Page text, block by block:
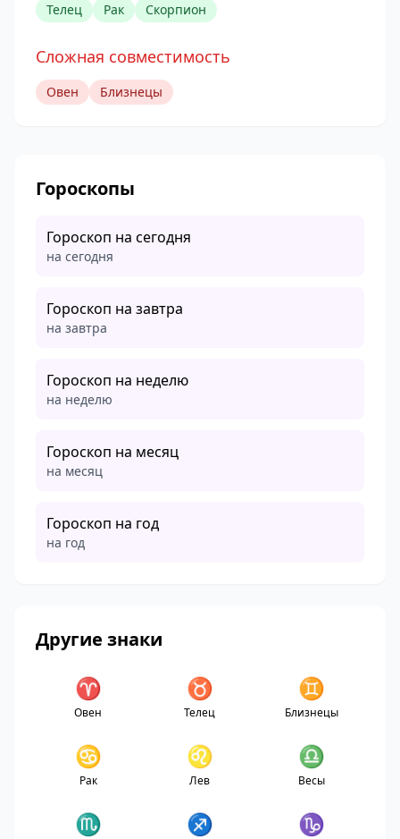
Телец Рак Скорпион
Сложная совместимость
Овен Близнецы
Гороскопы
Гороскоп на сегодня
на сегодня
Гороскоп на завтра
на завтра
Гороскоп на неделю
на неделю
Гороскоп на месяц
на месяц
Гороскоп на год
на год
Другие знаки
♈
Овен
♉
Телец
♊
Близнецы
♋
Рак
♌
Лев
♎
Весы
♏ ♐ ♑